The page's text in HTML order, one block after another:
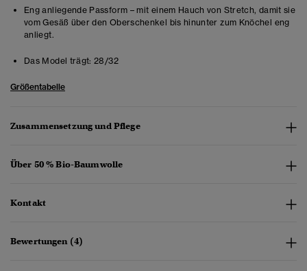
Eng anliegende Passform – mit einem Hauch von Stretch, damit sie
vom Gesäß über den Oberschenkel bis hinunter zum Knöchel eng
anliegt.
Das Model trägt: 28/32
Größentabelle
Zusammensetzung und Pflege
Über 50 % Bio-Baumwolle
Kontakt
Bewertungen (4)